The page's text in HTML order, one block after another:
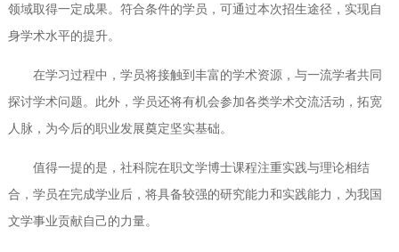
领域取得一定成果。符合条件的学员，可通过本次招生途径，实现自
身学术水平的提升。
在学习过程中，学员将接触到丰富的学术资源，与一流学者共同
探讨学术问题。此外，学员还将有机会参加各类学术交流活动，拓宽
人脉，为今后的职业发展奠定坚实基础。
值得一提的是，社科院在职文学博士课程注重实践与理论相结
合，学员在完成学业后，将具备较强的研究能力和实践能力，为我国
文学事业贡献自己的力量。